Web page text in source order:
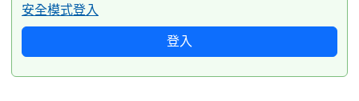
安全模式登入
登入